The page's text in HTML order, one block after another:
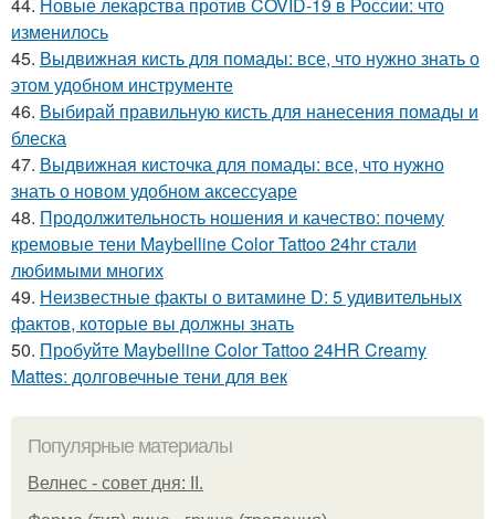
изменилось
45. Выдвижная кисть для помады: все, что нужно знать о
этом удобном инструменте
46. Выбирай правильную кисть для нанесения помады и
блеска
47. Выдвижная кисточка для помады: все, что нужно
знать о новом удобном аксессуаре
48. Продолжительность ношения и качество: почему
кремовые тени Maybelline Color Tattoo 24hr стали
любимыми многих
49. Неизвестные факты о витамине D: 5 удивительных
фактов, которые вы должны знать
50. Пробуйте Maybelline Color Tattoo 24HR Creamy
Mattes: долговечные тени для век
Популярные материалы
Велнес - совет дня: II.